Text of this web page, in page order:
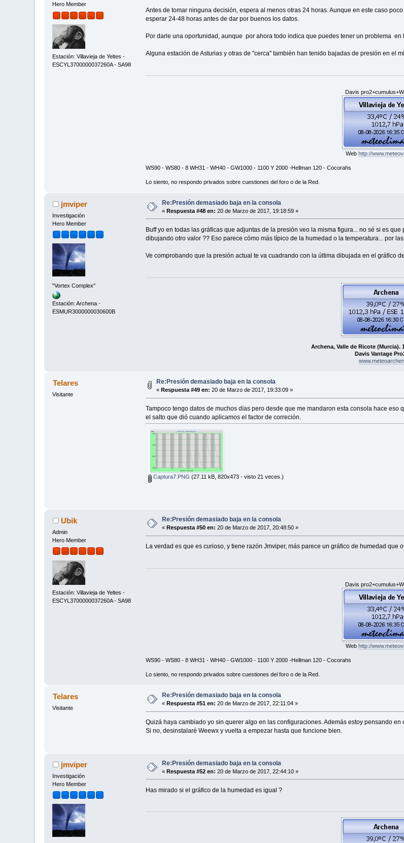
Hero Member
Estación: Villavieja de Yeltes -
ESCYL3700000037260A - SA98
Antes de tomar ninguna decisión, espera al menos otras 24 horas. Aunque en este caso
esperar 24-48 horas antes de dar por buenos los datos.
Por darle una oportunidad, aunque por ahora todo indica que puedes tener un problema
Alguna estación de Asturias y otras de "cerca" también han tenido bajadas de presión en el
Davis
Web http://
WS90 - WS80 - 8 WH31 - WH40 - GW1000 - 1100 Y 2000 -Hellman 120 - Cocorahs
Lo siento, no respondo privados sobre cuestiones del foro o de la Red.
jmviper
Investigación
Hero Member
"Vortex Complex"
Estación: Archena -
ESMUR3000000030600B
Re:Presión demasiado baja en la consola
«Respuesta #48 en: 20 de Marzo de 2017, 19:18:59 »
Buff yo en todas las gráficas que adjuntas de la presión veo la misma figura... no sé si es
dibujando otro valor ?? Eso parece cómo más típico de la humedad o la temperatura... por
Ve comprobando que la presión actual te va cuadrando con la última dibujada en el gráfico de
Archena, Valle de Ricote (Murcia).
Davis Vantage
Telares
Visitante
Re:Presión demasiado baja en la consola
«Respuesta #49 en: 20 de Marzo de 2017, 19:33:09 »
Tampoco tengo datos de muchos días pero desde que me mandaron esta consola hace
el salto que dió cuando aplicamos el factor de correción.
Captura7.PNG (27.11 kB, 820x473 - visto 21 veces.)
Ubik
Admin
Hero Member
Estación: Villavieja de Yeltes -
ESCYL3700000037260A - SA98
Re:Presión demasiado baja en la consola
«Respuesta #50 en: 20 de Marzo de 2017, 20:48:50 »
La verdad es que es curioso, y tiene razón Jmviper, más parece un gráfico de humedad que
Davis
Web http://
WS90 - WS80 - 8 WH31 - WH40 - GW1000 - 1100 Y 2000 -Hellman 120 - Cocorahs
Lo siento, no respondo privados sobre cuestiones del foro o de la Red.
Telares
Visitante
Re:Presión demasiado baja en la consola
« Respuesta #51 en: 20 de Marzo de 2017, 22:11:04 »
Quizá haya cambiado yo sin querer algo en las configuraciones. Además estoy pensando​
Si no, desinstalaré Weewx y vuelta a empezar hasta que funcione bien.
jmviper
Investigación
Hero Member
Re:Presión demasiado baja en la consola
«Respuesta #52 en: 20 de Marzo de 2017, 22:44:10 »
Has mirado si el gráfico de la humedad es igual ?